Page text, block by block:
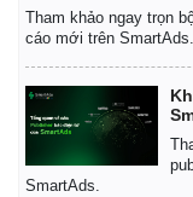
Tham khảo ngay trọn
cáo mới trên SmartAds.
SmartAds.